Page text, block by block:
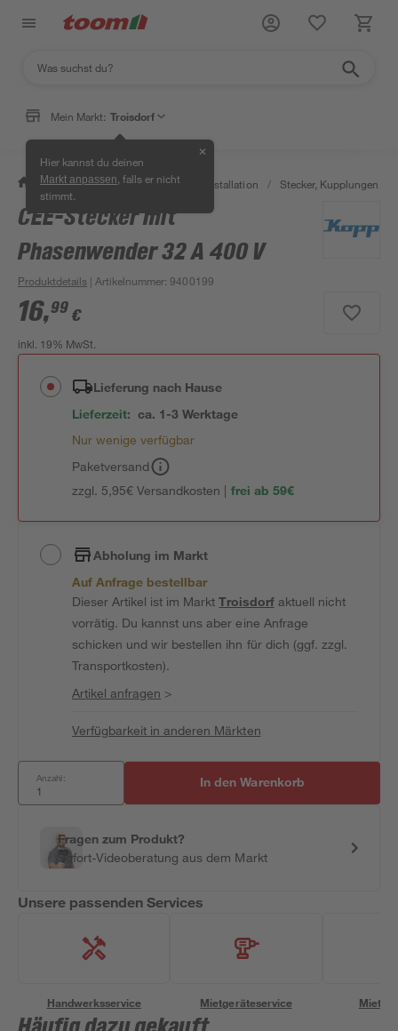
Mein Markt: Troisdorf
Hier kannst du deinen
Markt anpassen , falls er nicht
stimmt.
✕
/ Bauen & Renovieren / Elektroinstallation / Stecker, Kupplungen &
CEE-Stecker mit
Phasenwender 32 A 400 V
Produktdetails | Artikelnummer:9400199
16,99 €
inkl. 19% MwSt.
Lieferung nach Hause
Lieferzeit: ca. 1-3 Werktage
Nur wenige verfügbar
Paketversand
zzgl. 5,95€ Versandkosten | frei ab 59€
Abholung im Markt
Auf Anfrage bestellbar
Dieser Artikel ist im MarktTroisdorfaktuell nicht
vorrätig. Du kannst uns aber eine Anfrage
schicken und wir bestellen ihn für dich (ggf. zzgl.
Transportkosten).
Artikel anfragen >
Verfügbarkeit in anderen Märkten
Anzahl: In den Warenkorb
Fragen zum Produkt?
Sofort-Videoberatung aus dem Markt
Unsere passenden Services
Handwerksservice Mietgeräteservice